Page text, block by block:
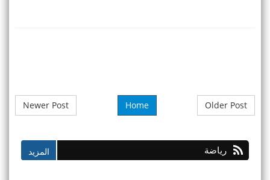
Newer Post Older Post
Home
رياضة